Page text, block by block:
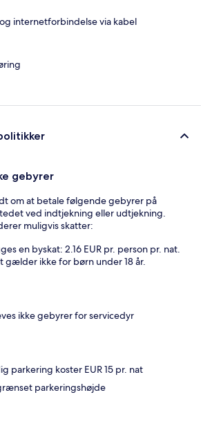
internetforbindelse via kabel
gebyrer
om at betale følgende gebyrer på
ved indtjekning eller udtjekning.
muligvis skatter:
en byskat: 2.16 EUR pr. person pr. nat.
gælder ikke for børn under 18 år.
ikke gebyrer for servicedyr
parkering koster EUR 15 pr. nat
parkeringshøjde